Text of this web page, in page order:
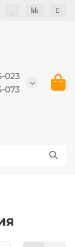
023
073